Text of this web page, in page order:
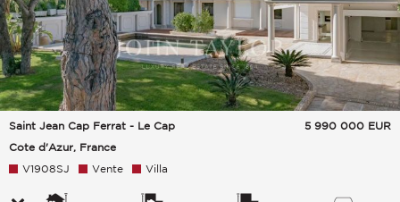
Saint Jean Cap Ferrat - Le Cap
Cote d'Azur, France
5 990 000 EUR
V1908SJ Vente Villa